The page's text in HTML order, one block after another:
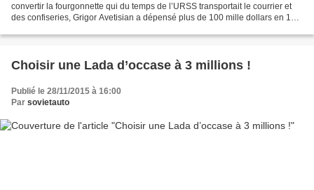
convertir la fourgonnette qui du temps de l’URSS transportait le courrier et
des confiseries, Grigor Avetisian a dépensé plus de 100 mille dollars en 11
Choisir une Lada d’occase à 3 millions !
Publié le 28/11/2015 à 16:00
Par sovietauto